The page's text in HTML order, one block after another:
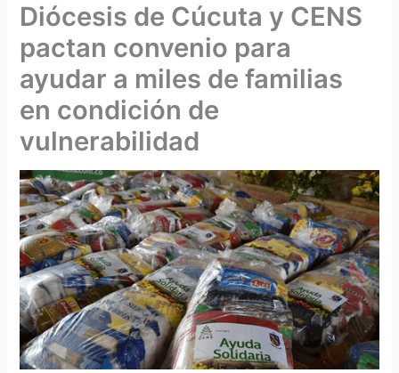
Diócesis de Cúcuta y CENS
pactan convenio para
ayudar a miles de familias
en condición de
vulnerabilidad